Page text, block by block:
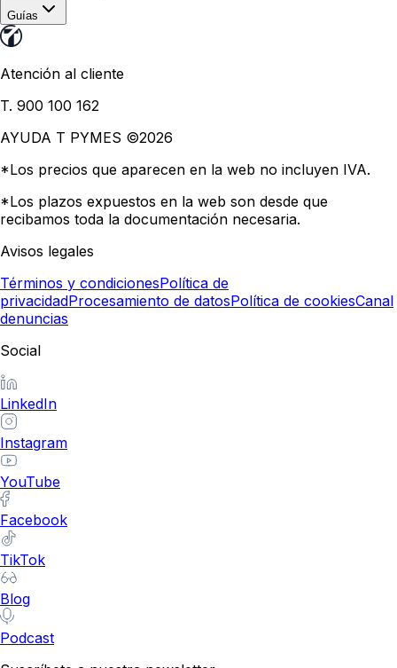
Guías
Atención al cliente
T. 900 100 162
AYUDA T PYMES ©2026
*Los precios que aparecen en la web no incluyen IVA.
*Los plazos expuestos en la web son desde que
recibamos toda la documentación necesaria.
Avisos legales
Términos y condicionesPolítica de
privacidadProcesamiento de datosPolítica de cookiesCanal
denuncias
Social
LinkedIn
Instagram
YouTube
Facebook
TikTok
Blog
Podcast